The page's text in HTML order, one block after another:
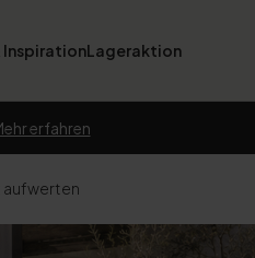
InspirationLageraktion
erfahren
aufwerten